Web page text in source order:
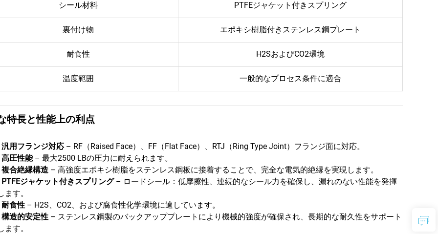
シール材料 PTFEジャケット付きスプリング
裏付け物 エポキシ樹脂付きステンレス鋼プレート
耐食性 H2SおよびCO2環境
温度範囲 一般的なプロセス条件に適合
特長と性能上の利点
汎用フランジ対応 – RF（Raised Face）、FF（Flat Face）、RTJ（Ring Type Joint）フランジ面に対応。
高圧性能 – 最大2500 LBの圧力に耐えられます。
複合絶縁構造 – 高強度エポキシ樹脂をステンレス鋼板に接着することで、完全な電気的絶縁を実現します。
PTFEジャケット付きスプリング – ロードシール：低摩擦性、連続的なシール力を確保し、漏れのない性能を発揮
ます。
耐食性 – H2S、CO2、および腐食性化学環境に適しています。
構造的安定性 – ステンレス鋼製のバックアッププレートにより機械的強度が確保され、長期的な耐久性をサポート
ます。